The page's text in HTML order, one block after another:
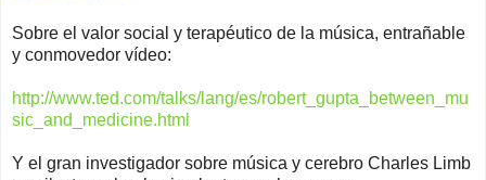
Sobre el valor social y terapéutico de la música, entrañable
y conmovedor vídeo:
http://www.ted.com/talks/lang/es/robert_gupta_between_mu
sic_and_medicine.html
Y el gran investigador sobre música y cerebro Charles Limb